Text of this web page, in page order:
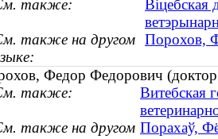
также:
Віцебская
также на другом Порохов,
Федор Федорович
также:
Витебская
также на другом Порахаў,